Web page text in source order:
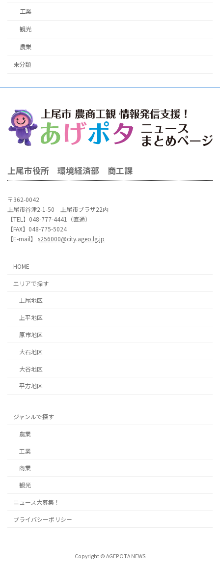
工業
観光
農業
未分類
上尾市役所 環境経済部 商工課
〒362-0042
上尾市谷津2-1-50 上尾市プラザ22内
【TEL】048-777-4441（直通）
【FAX】048-775-5024
【E-mail】 s256000@city.ageo.lg.jp
HOME
エリアで探す
上尾地区
上平地区
原市地区
大石地区
大谷地区
平方地区
ジャンルで探す
農業
工業
商業
観光
ニュース大募集！
プライバシーポリシー
Copyright © AGEPOTA NEWS